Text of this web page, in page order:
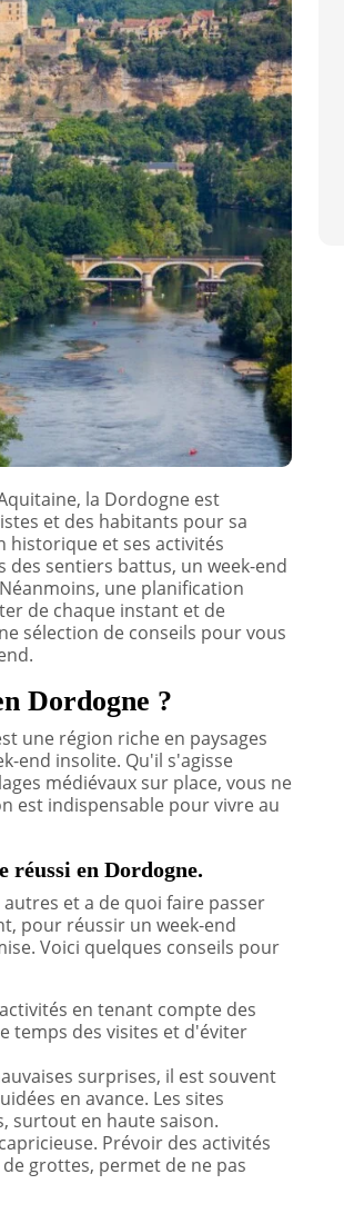
la Dordogne est
et des habitants pour sa
historique et ses activités
sentiers battus, un week-end
une planification
de chaque instant et de
sélection de conseils pour vous
Dordogne ?
une région riche en paysages
end insolite. Qu'il s'agisse
médiévaux sur place, vous ne
est indispensable pour vivre au
réussi en Dordogne.
et a de quoi faire passer
pour réussir un week-end
Voici quelques conseils pour
en tenant compte des
temps des visites et d'éviter
surprises, il est souvent
en avance. Les sites
surtout en haute saison.
Prévoir des activités
grottes, permet de ne pas